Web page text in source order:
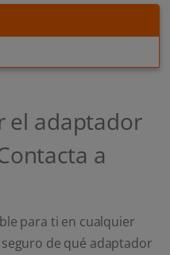
el adaptador
a
para ti en cualquier
de qué adaptador